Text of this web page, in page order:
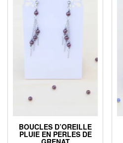
BOUCLES D’OREILLE
PLUIE EN PERLES DE